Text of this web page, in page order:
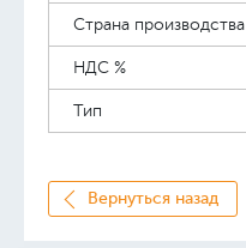
Страна производства
НДС %
Тип
Вернуться назад